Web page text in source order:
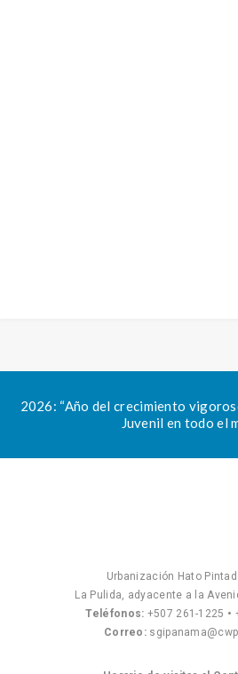
2026: “Año del crecimiento
Juvenil en todo el
Urbanización Hato
La Pulida, adyacente a la
Teléfonos: +507 261-1225 •
Correo: